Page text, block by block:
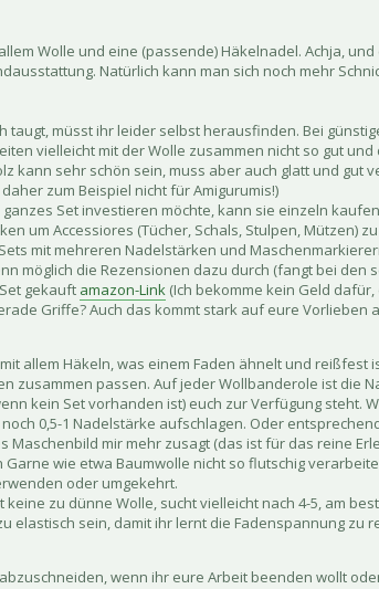
Wolle und eine (passende) Häkelnadel. Achja,
Natürlich kann man sich noch mehr
taugt, müsst ihr leider selbst herausfinden. Bei
vielleicht mit der Wolle zusammen nicht so gut
kann sehr schön sein, muss aber auch glatt und
zum Beispiel nicht für Amigurumis!)
Set investieren möchte, kann sie einzeln
um Accessiores (Tücher, Schals, Stulpen, Mützen) zu
mit mehreren Nadelstärken und
möglich die Rezensionen dazu durch (fangt bei den
gekauft amazon-Link (Ich bekomme kein Geld
Griffe? Auch das kommt stark auf eure
allem Häkeln, was einem Faden ähnelt und reißfest
zusammen passen. Auf jeder Wollbanderole ist die
kein Set vorhanden ist) euch zur Verfügung steht.
0,5-1 Nadelstärke aufschlagen. Oder
Maschenbild mir mehr zusagt (das ist für das reine
Garne wie etwa Baumwolle nicht so flutschig
oder umgekehrt.
keine zu dünne Wolle, sucht vielleicht nach 4-5, am
elastisch sein, damit ihr lernt die Fadenspannung zu
wenn ihr eure Arbeit beenden wollt